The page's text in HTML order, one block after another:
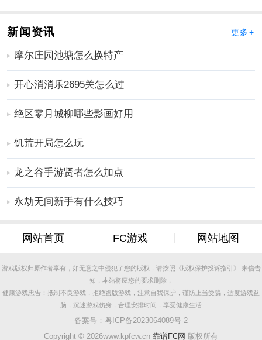
3、收集大量金币兑换各种道具，设计脑洞大，玩法非常
厕所生活手游怎么玩
桶、黄金马桶、智能抽纸、智能垃圾桶。
2、全新设备升级，打造一个干净整洁无异味的厕所，手
3、注意增加厕所设施，各项蹲位增加，排队上厕所，赚
取丰厚的收益。
更多好玩实用的手游，请持续关注
新闻资讯 更多+
摩尔庄园池塘怎么换特产
开心消消乐2695关怎么过
绝区零月城柳哪些影画好用
饥荒开局怎么玩
龙之谷手游贤者怎么加点
永劫无间新手有什么技巧
网站首页 FC游戏 网站地图
游戏版权归原作者享有，如无意之中侵犯了您的版权，请按照《版权保护投诉指引》 来信告
知，本站将应您的要求删除，
健康游戏忠告：抵制不良游戏，拒绝盗版游戏，注意自我保护，谨防上当受骗，适度游戏益
脑，沉迷游戏伤身，合理安排时间，享受健康生活
备案号： 粤ICP备2023064089号-2
Copyright © 2026www.kpfcw.cn 靠谱FC网 版权所有